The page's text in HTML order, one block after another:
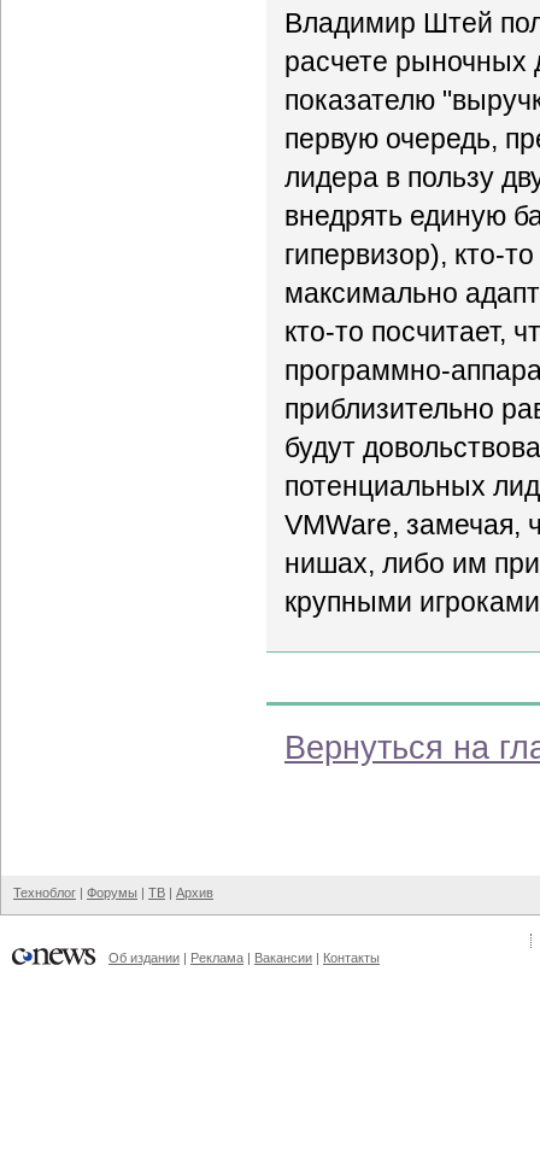
Владимир Штей
расчете рыночных
показателю
первую очередь,
лидера в пользу
внедрять единую
гипервизор), кто-
максимально
кто-то посчитает,
программно-
приблизительно
будут
потенциальных
VMWare, замечая,
нишах, либо им
крупными
Вернуться на
Техноблог | Форумы | ТВ | Архив
Об издании | Реклама | Вакансии | Контакты